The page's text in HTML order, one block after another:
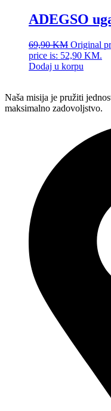
ADEGSO
69,90KM Original
price is: 52,90 KM.
Dodaj u korpu
Naša misija je pružiti
maksimalno zadovoljstvo.